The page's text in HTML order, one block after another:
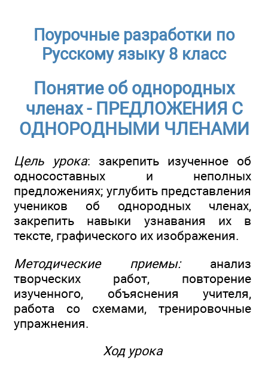
Поурочные разработки по
Русскому языку 8 класс
Понятие об однородных
членах - ПРЕДЛОЖЕНИЯ С
ОДНОРОДНЫМИ ЧЛЕНАМИ
Цель урока: закрепить изученное об
односоставных и неполных
предложениях; углубить представления
учеников об однородных членах,
закрепить навыки узнавания их в
тексте, графического их изображения.
Методические приемы:анализ
творческих работ, повторение
изученного, объяснения учителя,
работа со схемами, тренировочные
упражнения.
Ход урока